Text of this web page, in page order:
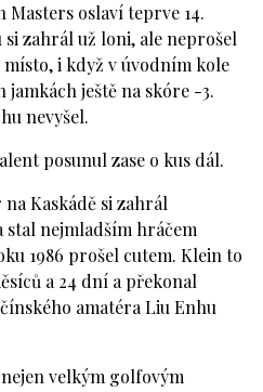
Masters oslaví teprve 14.
zahrál už loni, ale neprošel
místo, i když v úvodním kole
ještě na skóre -3.
nevyšel.
posunul zase o kus dál.
Kaskádě si zahrál
stal nejmladším hráčem
1986 prošel cutem. Klein to
a 24 dní a překonal
amatéra Liu Enhu
velkým golfovým